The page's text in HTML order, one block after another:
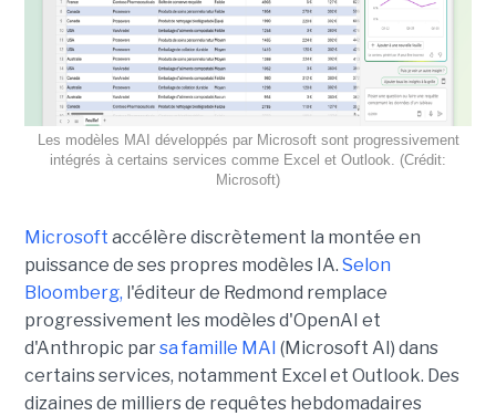
Les modèles MAI développés par Microsoft sont progressivement
intégrés à certains services comme Excel et Outlook. (Crédit:
Microsoft)
Microsoft accélère discrètement la montée en
puissance de ses propres modèles IA. Selon
Bloomberg, l'éditeur de Redmond remplace
progressivement les modèles d'OpenAI et
d'Anthropic parsa famille MAI (Microsoft AI) dans
certains services, notamment Excel et Outlook. Des
dizaines de milliers de requêtes hebdomadaires